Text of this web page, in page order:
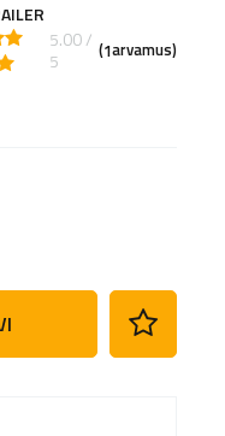
5.00 /
5
(1arvamus)